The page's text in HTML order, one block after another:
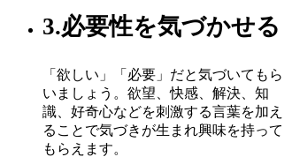
3.必要性を気づかせる
「欲しい」「必要」だと気づいてもら
いましょう。欲望、快感、解決、知
識、好奇心などを刺激する言葉を加え
ることで気づきが生まれ興味を持って
もらえます。